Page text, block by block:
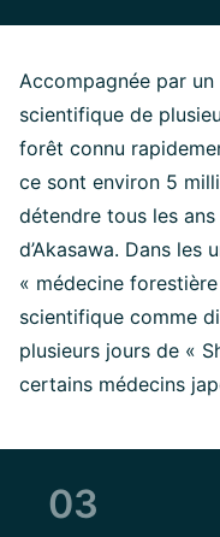
Accompagnée par
scientifique de
forêt connu
ce sont environ 5
détendre tous les
d’Akasawa. Dans les
« médecine
scientifique comme
plusieurs jours de «
certains médecins
03